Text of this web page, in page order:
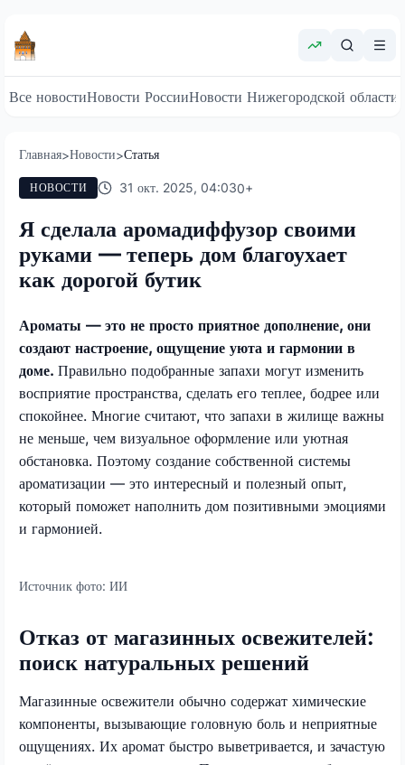
Все новостиНовости РоссииНовости Нижегородской области
Главная>Новости>Статья
НОВОСТИ 31 окт. 2025, 04:030+
Я сделала аромадиффузор своими
руками — теперь дом благоухает
как дорогой бутик
Ароматы — это не просто приятное дополнение, они
создают настроение, ощущение уюта и гармонии в
доме. Правильно подобранные запахи могут изменить
восприятие пространства, сделать его теплее, бодрее или
спокойнее. Многие считают, что запахи в жилище важны
не меньше, чем визуальное оформление или уютная
обстановка. Поэтому создание собственной системы
ароматизации — это интересный и полезный опыт,
который поможет наполнить дом позитивными эмоциями
и гармонией.
Источник фото: ИИ
Отказ от магазинных освежителей:
поиск натуральных решений
Магазинные освежители обычно содержат химические
компоненты, вызывающие головную боль и неприятные
ощущениях. Их аромат быстро выветривается, и зачастую